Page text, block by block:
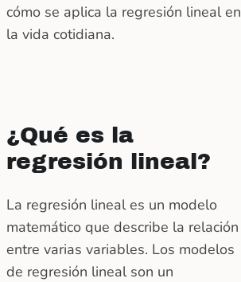
cómo se aplica la regresión lineal en
la vida cotidiana.
¿Qué es la
regresión lineal?
La regresión lineal es un modelo
matemático que describe la relación
entre varias variables. Los modelos
de regresión lineal son un